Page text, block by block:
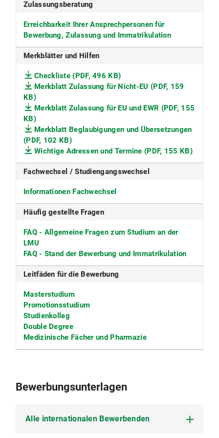
Zulassungsberatung
Erreichbarkeit Ihrer Ansprechpersonen für
Bewerbung, Zulassung und Immatrikulation
Merkblätter und Hilfen
Checkliste (PDF, 496 KB)
Merkblatt Zulassung für Nicht-EU (PDF, 159
KB)
Merkblatt Zulassung für EU und EWR (PDF, 155
KB)
Merkblatt Beglaubigungen und Übersetzungen
(PDF, 102 KB)
Wichtige Adressen und Termine (PDF, 155 KB)
Fachwechsel / Studiengangswechsel
Informationen Fachwechsel
Häufig gestellte Fragen
FAQ - Allgemeine Fragen zum Studium an der
LMU
FAQ - Stand der Bewerbung und Immatrikulation
Leitfäden für die Bewerbung
Masterstudium
Promotionsstudium
Studienkolleg
Double Degree
Medizinische Fächer und Pharmazie
Bewerbungsunterlagen
Alle internationalen Bewerbenden